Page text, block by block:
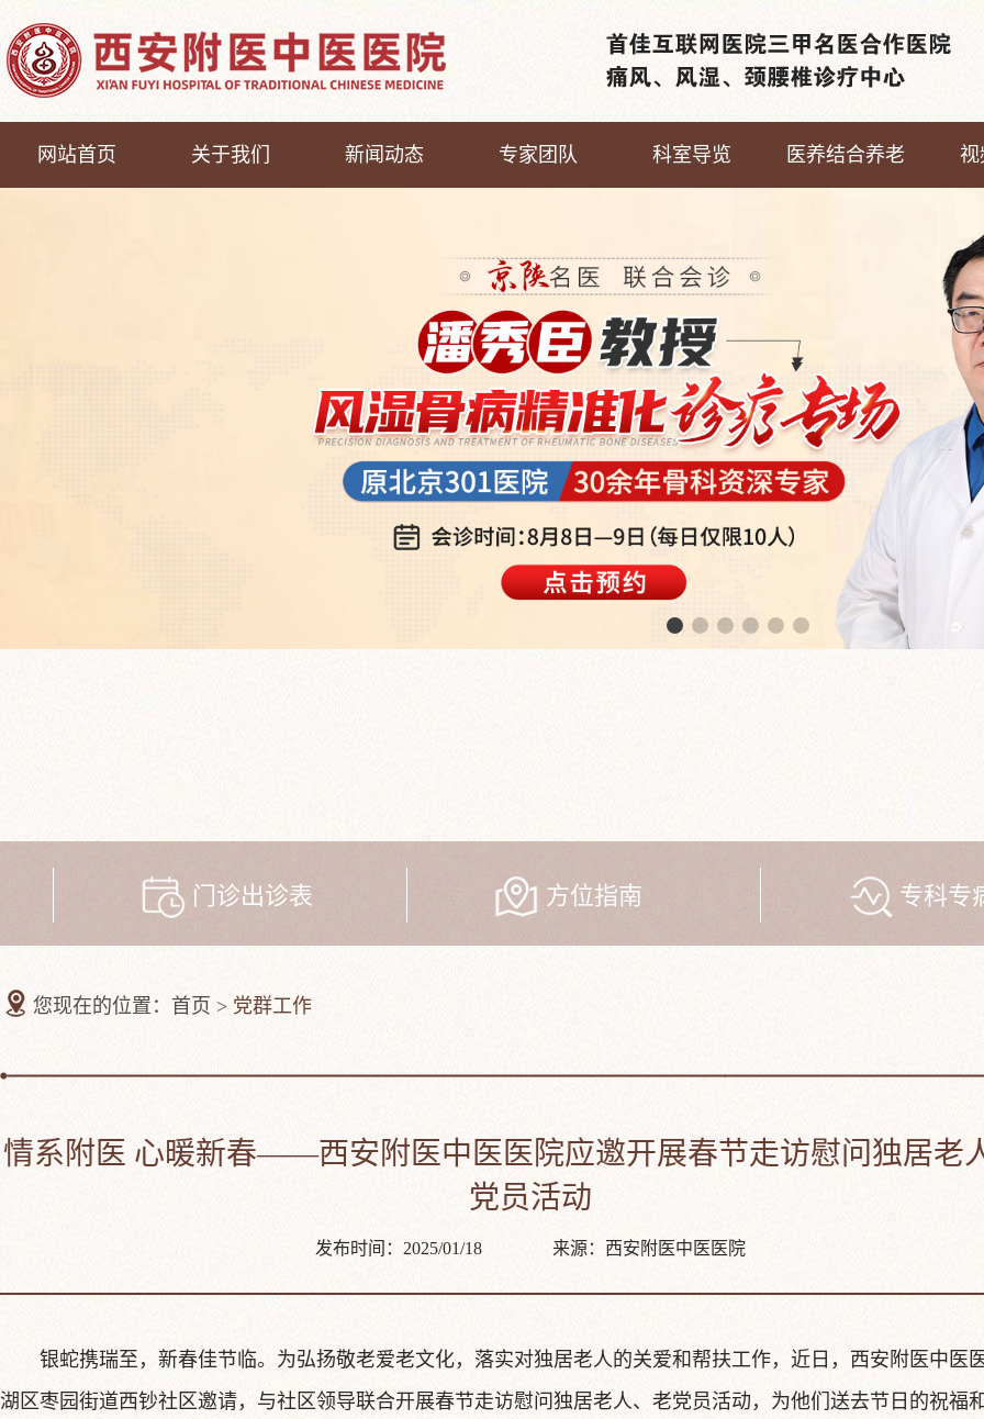
网站首页 关于我们 新闻动态 专家团队 科室导览 医养结合养老
门诊出诊表 方位指南 专科专
您现在的位置：首页 > 党群工作
情系附医 心暖新春——西安附医中医医院应邀开展春节走访慰问独居老
党员活动
发布时间：2025/01/18 来源：西安附医中医医院
银蛇携瑞至，新春佳节临。为弘扬敬老爱老文化，落实对独居老人的关爱和帮扶工作，近日，西安附医中医
湖区枣园街道西钞社区邀请，与社区领导联合开展春节走访慰问独居老人、老党员活动，为他们送去节日的祝福